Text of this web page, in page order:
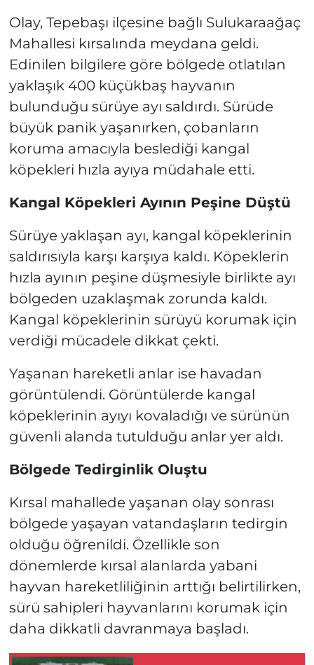
Olay, Tepebaşı ilçesine bağlı Sulukaraağaç
Mahallesi kırsalında meydana geldi.
Edinilen bilgilere göre bölgede otlatılan
yaklaşık 400 küçükbaş hayvanın
bulunduğu sürüye ayı saldırdı. Sürüde
büyük panik yaşanırken, çobanların
koruma amacıyla beslediği kangal
köpekleri hızla ayıya müdahale etti.
Kangal Köpekleri Ayının Peşine Düştü
Sürüye yaklaşan ayı, kangal köpeklerinin
saldırısıyla karşı karşıya kaldı. Köpeklerin
hızla ayının peşine düşmesiyle birlikte ayı
bölgeden uzaklaşmak zorunda kaldı.
Kangal köpeklerinin sürüyü korumak için
verdiği mücadele dikkat çekti.
Yaşanan hareketli anlar ise havadan
görüntülendi. Görüntülerde kangal
köpeklerinin ayıyı kovaladığı ve sürünün
güvenli alanda tutulduğu anlar yer aldı.
Bölgede Tedirginlik Oluştu
Kırsal mahallede yaşanan olay sonrası
bölgede yaşayan vatandaşların tedirgin
olduğu öğrenildi. Özellikle son
dönemlerde kırsal alanlarda yabani
hayvan hareketliliğinin arttığı belirtilirken,
sürü sahipleri hayvanlarını korumak için
daha dikkatli davranmaya başladı.